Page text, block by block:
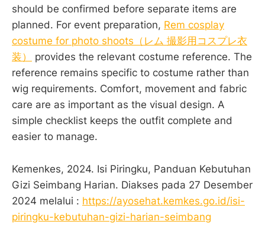
should be confirmed before separate items are
planned. For event preparation, Rem cosplay
costume for photo shoots（レム 撮影用コスプレ衣
装）
provides the relevant costume reference. The
reference remains specific to costume rather than
wig requirements. Comfort, movement and fabric
care are as important as the visual design. A
simple checklist keeps the outfit complete and
easier to manage.
Kemenkes, 2024. Isi Piringku, Panduan Kebutuhan
Gizi Seimbang Harian. Diakses pada 27 Desember
2024 melalui : https://ayosehat.kemkes.go.id/isi-
piringku-kebutuhan-gizi-harian-seimbang